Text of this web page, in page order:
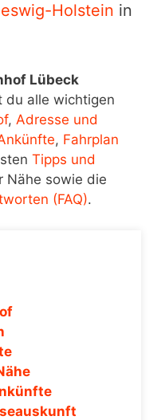
Holstein in
Lübeck
du alle wichtigen
, Adresse und
, Fahrplan
Tipps und
Nähe sowie die
(FAQ).